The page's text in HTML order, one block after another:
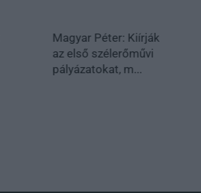
Magyar Péter: Kiírják
az első szélerőművi
pályázatokat, m...